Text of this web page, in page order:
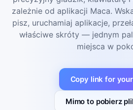
zależnie od aplikacji Maca.
pisz, uruchamiaj aplikacje,
właściwe skróty — jednym
miejsca w
Copy link for
Mimo to pobierz